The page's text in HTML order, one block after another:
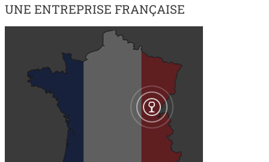
UNE ENTREPRISE FRANÇAISE